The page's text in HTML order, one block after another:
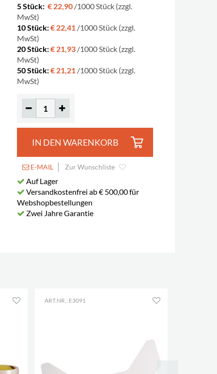
5 Stück: € 22,90 /1000 Stück (zzgl.
MwSt)
10 Stück:€ 22,41 /1000 Stück (zzgl.
MwSt)
20 Stück:€ 21,93 /1000 Stück (zzgl.
MwSt)
50 Stück:€ 21,21 /1000 Stück (zzgl.
MwSt)
IN DEN WARENKORB
E-MAIL Zur Wunschliste
Auf Lager
Versandkostenfrei ab € 500,00 für
Webshopbestellungen
Zwei Jahre Garantie
ART.NR.: E3091